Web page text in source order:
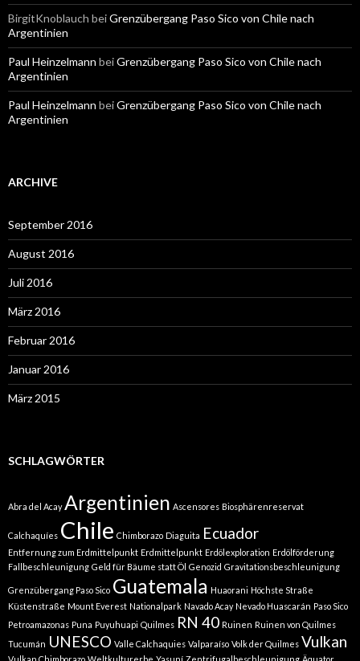
BirgitKnoblauch beiGrenzübergang Paso Sico von Chile nach
Argentinien
Paul Heinzelmann beiGrenzübergang Paso Sico von Chile nach
Argentinien
Paul Heinzelmann beiGrenzübergang Paso Sico von Chile nach
Argentinien
ARCHIVE
September 2016
August 2016
Juli 2016
März 2016
Februar 2016
Januar 2016
März 2015
SCHLAGWÖRTER
Abra del Acay Argentinien Ascensores Biosphärenreservat
Calchaquíes Chile Chimborazo Diaguita Ecuador
Entfernung zum Erdmittelpunkt Erdmittelpunkt Erdölexploration Erdölförderung
Fallbeschleunigung Geld für Bäume statt Öl Genozid Gravitationsbeschleunigung
Grenzübergang Paso Sico Guatemala Huaorani Höchste Straße
Küstenstraße Mount Everest Nationalpark Navado Acay Nevado Huascarán Paso Sico
Petroamazonas Puna Puyuhuapi Quilmes RN 40 Ruinen Ruinen von Quilmes
Tucumán UNESCO Valle Calchaquies Valparaíso Volk der Quilmes Vulkan